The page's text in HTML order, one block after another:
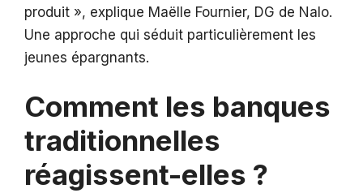
produit », explique Maëlle Fournier, DG de Nalo.
Une approche qui séduit particulièrement les
jeunes épargnants.
Comment les banques
traditionnelles
réagissent-elles ?